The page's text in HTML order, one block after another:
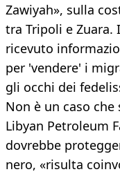
Zawiyah», sulla
tra Tripoli e
ricevuto
per 'vendere' i
gli occhi dei
Non è un caso
Libyan Petroleum
dovrebbe
nero, «risulta